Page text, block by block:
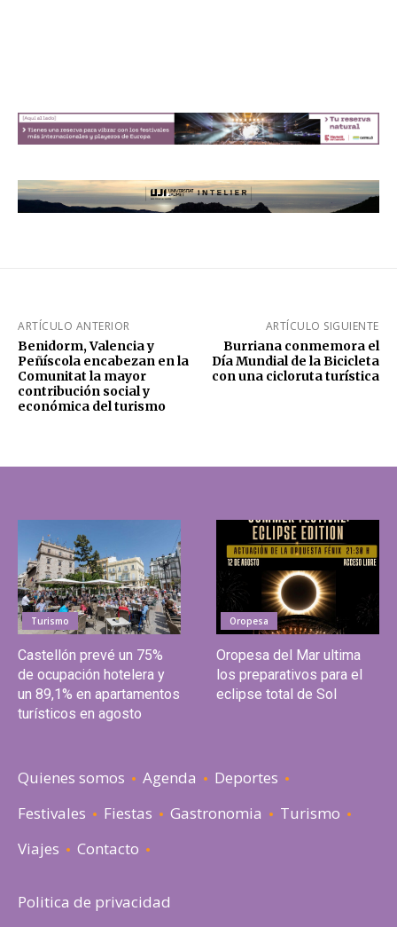
ARTÍCULO ANTERIOR
Benidorm, Valencia y
Peñíscola encabezan en la
Comunitat la mayor
contribución social y
económica del turismo
ARTÍCULO SIGUIENTE
Burriana conmemora el
Día Mundial de la Bicicleta
con una cicloruta turística
Turismo
Castellón prevé un 75%
de ocupación hotelera y
un 89,1% en apartamentos
turísticos en agosto
Oropesa
Oropesa del Mar ultima
los preparativos para el
eclipse total de Sol
Quienes somos Agenda
Deportes
Festivales
Fiestas Gastronomia
Turismo
Viajes
Contacto
Politica de privacidad